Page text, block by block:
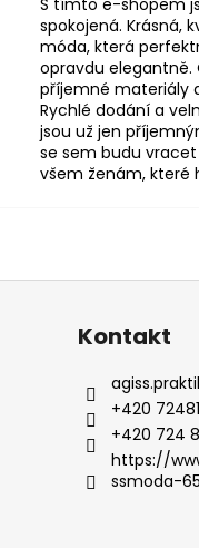
spokojená. Krásná,
móda, která
opravdu elegantně.
příjemné materiály
Rychlé dodání a
jsou už jen
se sem budu
všem ženám, které
Kontakt
+420
+420 724
https://
ssmoda-